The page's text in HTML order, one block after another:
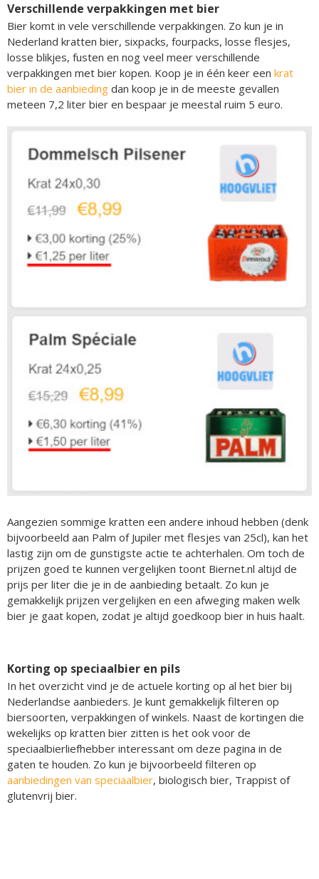
Verschillende verpakkingen met bier
Bier komt in vele verschillende verpakkingen. Zo kun je in
Nederland kratten bier, sixpacks, fourpacks, losse flesjes,
losse blikjes, fusten en nog veel meer verschillende
verpakkingen met bier kopen. Koop je in één keer een krat
bier in de aanbieding dan koop je in de meeste gevallen
meteen 7,2 liter bier en bespaar je meestal ruim 5 euro.
Aangezien sommige kratten een andere inhoud hebben (denk
bijvoorbeeld aan Palm of Jupiler met flesjes van 25cl), kan het
lastig zijn om de gunstigste actie te achterhalen. Om toch de
prijzen goed te kunnen vergelijken toont Biernet.nl altijd de
prijs per liter die je in de aanbieding betaalt. Zo kun je
gemakkelijk prijzen vergelijken en een afweging maken welk
bier je gaat kopen, zodat je altijd goedkoop bier in huis haalt.
Korting op speciaalbier en pils
In het overzicht vind je de actuele korting op al het bier bij
Nederlandse aanbieders. Je kunt gemakkelijk filteren op
biersoorten, verpakkingen of winkels. Naast de kortingen die
wekelijks op kratten bier zitten is het ook voor de
speciaalbierliefhebber interessant om deze pagina in de
gaten te houden. Zo kun je bijvoorbeeld filteren op
aanbiedingen van speciaalbier, biologisch bier, Trappist of
glutenvrij bier.